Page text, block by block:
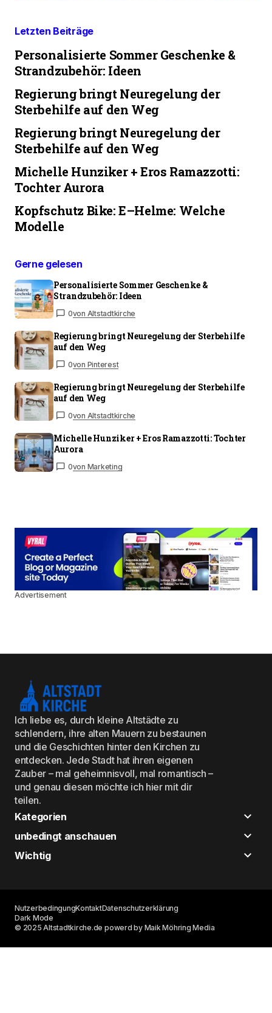
Letzten Beiträge
Personalisierte Sommer Geschenke &
Strandzubehör: Ideen
Regierung bringt Neuregelung der
Sterbehilfe auf den Weg
Regierung bringt Neuregelung der
Sterbehilfe auf den Weg
Michelle Hunziker + Eros Ramazzotti:
Tochter Aurora
Kopfschutz Bike: E–Helme: Welche
Modelle
Gerne gelesen
Personalisierte Sommer Geschenke &
Strandzubehör: Ideen
0von Altstadtkirche
Regierung bringt Neuregelung der Sterbehilfe
auf den Weg
0von Pinterest
Regierung bringt Neuregelung der Sterbehilfe
auf den Weg
0von Altstadtkirche
Michelle Hunziker + Eros Ramazzotti: Tochter
Aurora
0von Marketing
Advertisement
Ich liebe es, durch kleine Altstädte zu
schlendern, ihre alten Mauern zu bestaunen
und die Geschichten hinter den Kirchen zu
entdecken. Jede Stadt hat ihren eigenen
Zauber – mal geheimnisvoll, mal romantisch –
und genau diesen möchte ich hier mit dir
teilen.
Kategorien
unbedingt anschauen
Wichtig
© 2025 Altstadtkirche.de powerd by Maik Möhring Media
NutzerbedingungKontaktDatenschutzerklärung
Dark Mode